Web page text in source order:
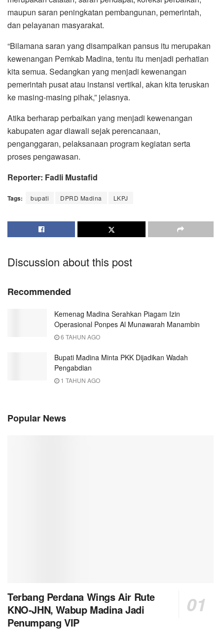
maupun saran peningkatan pembangunan, pemerintah,
dan pelayanan masyarakat.
“Bilamana saran yang disampaikan pansus itu merupakan
kewenangan Pemkab Madina, tentu itu menjadi perhatian
kita semua. Sedangkan yang menjadi kewenangan
pemerintah pusat atau instansi vertikal, akan kita teruskan
ke masing-masing pihak,” jelasnya.
Atika berharap perbaikan yang menjadi kewenangan
kabupaten agar diawali sejak perencanaan,
penganggaran, pelaksanaan program kegiatan serta
proses pengawasan.
Reporter: Fadli Mustafid
Tags: bupati DPRD Madina LKPJ
Discussion about this post
Recommended
Kemenag Madina Serahkan Piagam Izin
Operasional Ponpes Al Munawarah Manambin
6 TAHUN AGO
Bupati Madina Minta PKK Dijadikan Wadah
Pengabdian
1 TAHUN AGO
Popular News
Terbang Perdana Wings Air Rute
KNO-JHN, Wabup Madina Jadi
Penumpang VIP